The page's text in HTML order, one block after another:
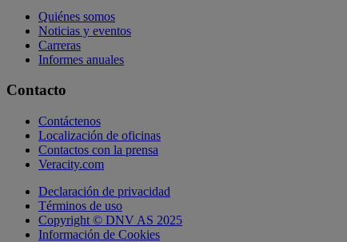
Quiénes somos
Noticias y eventos
Carreras
Informes anuales
Contacto
Contáctenos
Localización de oficinas
Contactos con la prensa
Veracity.com
Declaración de privacidad
Términos de uso
Copyright © DNV AS 2025
Información de Cookies